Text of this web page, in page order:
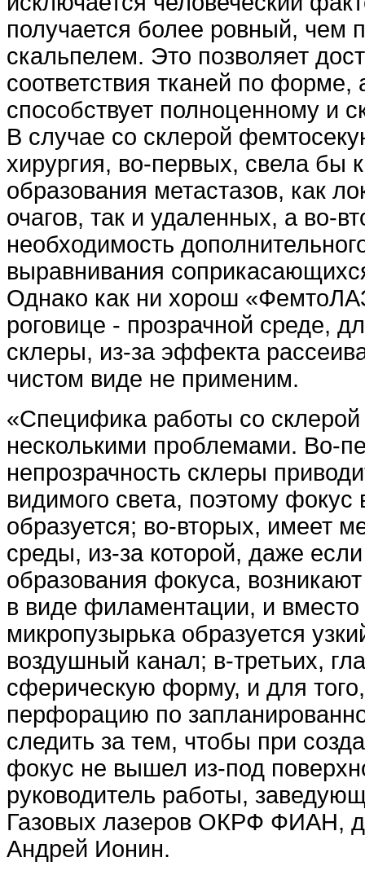
получается более ровный, чем
скальпелем. Это позволяет
соответствия тканей по форме,
способствует полноценному и
В случае со склерой
хирургия, во-первых, свела бы
образования метастазов, как
очагов, так и удаленных, а во-
необходимость
выравнивания
Однако как ни хорош
роговице - прозрачной среде,
склеры, из-за эффекта
чистом виде не применим.
«Специфика работы со
несколькими проблемами. Во-
непрозрачность склеры
видимого света, поэтому
образуется; во-вторых, имеет
среды, из-за которой, даже
образования фокуса,
в виде филаментации, и
микропузырька образуется
воздушный канал; в-третьих,
сферическую форму, и для
перфорацию по
следить за тем, чтобы при
фокус не вышел из-под
руководитель работы,
Газовых лазеров ОКРФ ФИАН,
Андрей Ионин.